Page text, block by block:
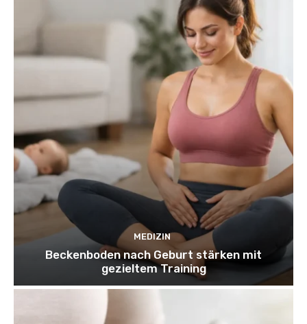
MEDIZIN
Beckenboden nach Geburt stärken mit
gezieltem Training